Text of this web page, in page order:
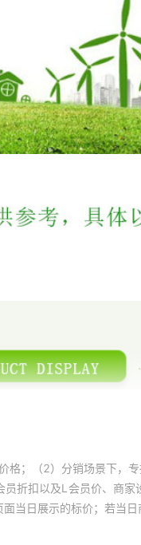
；（2）分销场景下，
折扣以及L会员价、商
日展示的标价；若当